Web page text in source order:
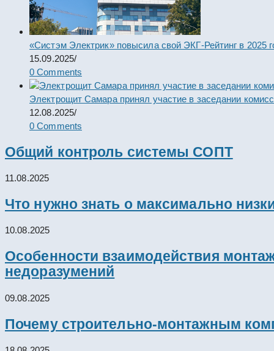
«Систэм Электрик» повысила свой ЭКГ-Рейтинг в 2025
15.09.2025/
0 Comments
Электрощит Самара принял участие в заседании
12.08.2025/
0 Comments
Общий контроль системы СОПТ
11.08.2025
Что нужно знать о максимально
10.08.2025
Особенности взаимодействия
недоразумений
09.08.2025
Почему строительно-монтажным